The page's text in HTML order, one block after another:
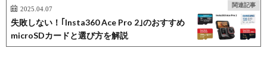
関連記事
2025.04.07
失敗しない！｢Insta360 Ace Pro 2｣のおすすめ
microSDカードと選び方を解説